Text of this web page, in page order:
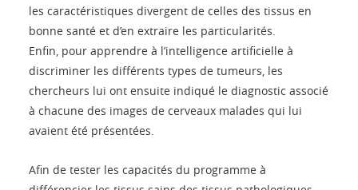
les caractéristiques divergent de celles des tissus en
bonne santé et d’en extraire les particularités.
Enfin, pour apprendre à l’intelligence artificielle à
discriminer les différents types de tumeurs, les
chercheurs lui ont ensuite indiqué le diagnostic associé
à chacune des images de cerveaux malades qui lui
avaient été présentées.
Afin de tester les capacités du programme à